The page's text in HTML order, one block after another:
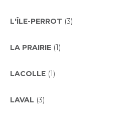
L'ÎLE-PERROT (3)
LA PRAIRIE (1)
LACOLLE (1)
LAVAL (3)